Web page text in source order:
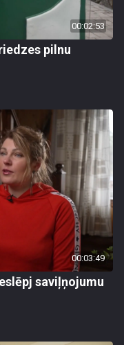
00:02:53
pilnu
00:03:49
saviļņojumu